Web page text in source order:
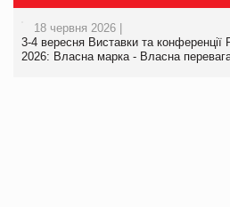
18 червня 2026 |
3-4 вересня Виставки та
2026: Власна марка - Власна